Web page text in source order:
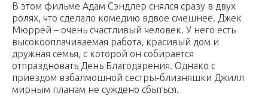
В этом фильме Адам Сэндлер снялся сразу в двух
ролях, что сделало комедию вдвое смешнее. Джек
Мюррей – очень счастливый человек. У него есть
высокооплачиваемая работа, красивый дом и
дружная семья, с которой он собирается
отпраздновать День Благодарения. Однако с
приездом взбалмошной сестры-близняшки Джилл
мирным планам не суждено сбыться.